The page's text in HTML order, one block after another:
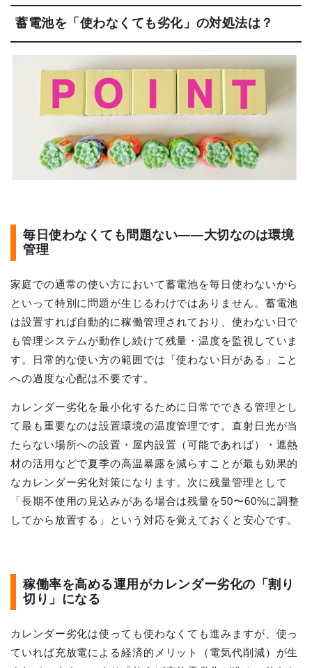
蓄電池を「使わなくても劣化」の対処法は？
毎日使わなくても問題ない——大切なのは環境
管理
家庭での通常の使い方において蓄電池を毎日使わないから
といって特別に問題が生じるわけではありません。蓄電池
は設置すれば自動的に稼働管理されており、使わない日で
も管理システムが動作し続けて残量・温度を監視していま
す。日常的な使い方の範囲では「使わない日がある」こと
への過度な心配は不要です。
カレンダー劣化を最小化するために日常でできる管理とし
て最も重要なのは設置環境の温度管理です。直射日光が当
たらない場所への設置・屋内設置（可能であれば）・遮熱
材の活用などで夏季の高温暴露を減らすことが最も効果的
なカレンダー劣化対策になります。次に残量管理として
「長期不使用の見込みがある場合は残量を50〜60%に調整
してから放置する」という対応を覚えておくと安心です。
稼働率を高める運用がカレンダー劣化の「割り
切り」になる
カレンダー劣化は使っても使わなくても進みますが、使っ
ていれば充放電による経済的メリット（電気代削減）が生